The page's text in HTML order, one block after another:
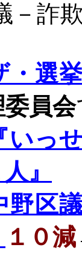
－詐
・選
員会
いっ
』
野区
１０減